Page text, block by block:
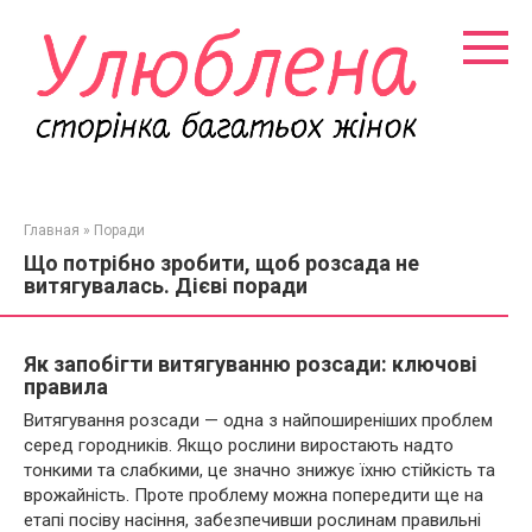
контенту
Главная » Поради
Що потрібно зробити, щоб розсада не
витягувалась. Дієві поради
Як запобігти витягуванню розсади: ключові
правила
Витягування розсади — одна з найпоширеніших проблем
серед городників. Якщо рослини виростають надто
тонкими та слабкими, це значно знижує їхню стійкість та
врожайність. Проте проблему можна попередити ще на
етапі посіву насіння, забезпечивши рослинам правильні